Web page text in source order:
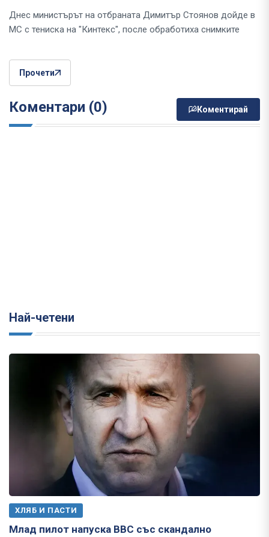
Днес министърът на отбраната Димитър Стоянов дойде в
МС с тениска на "Кинтекс", после обработиха снимките
Прочети
Коментари (0) Коментирай
Най-четени
ХЛЯБ И ПАСТИ
Млад пилот напуска ВВС със скандално